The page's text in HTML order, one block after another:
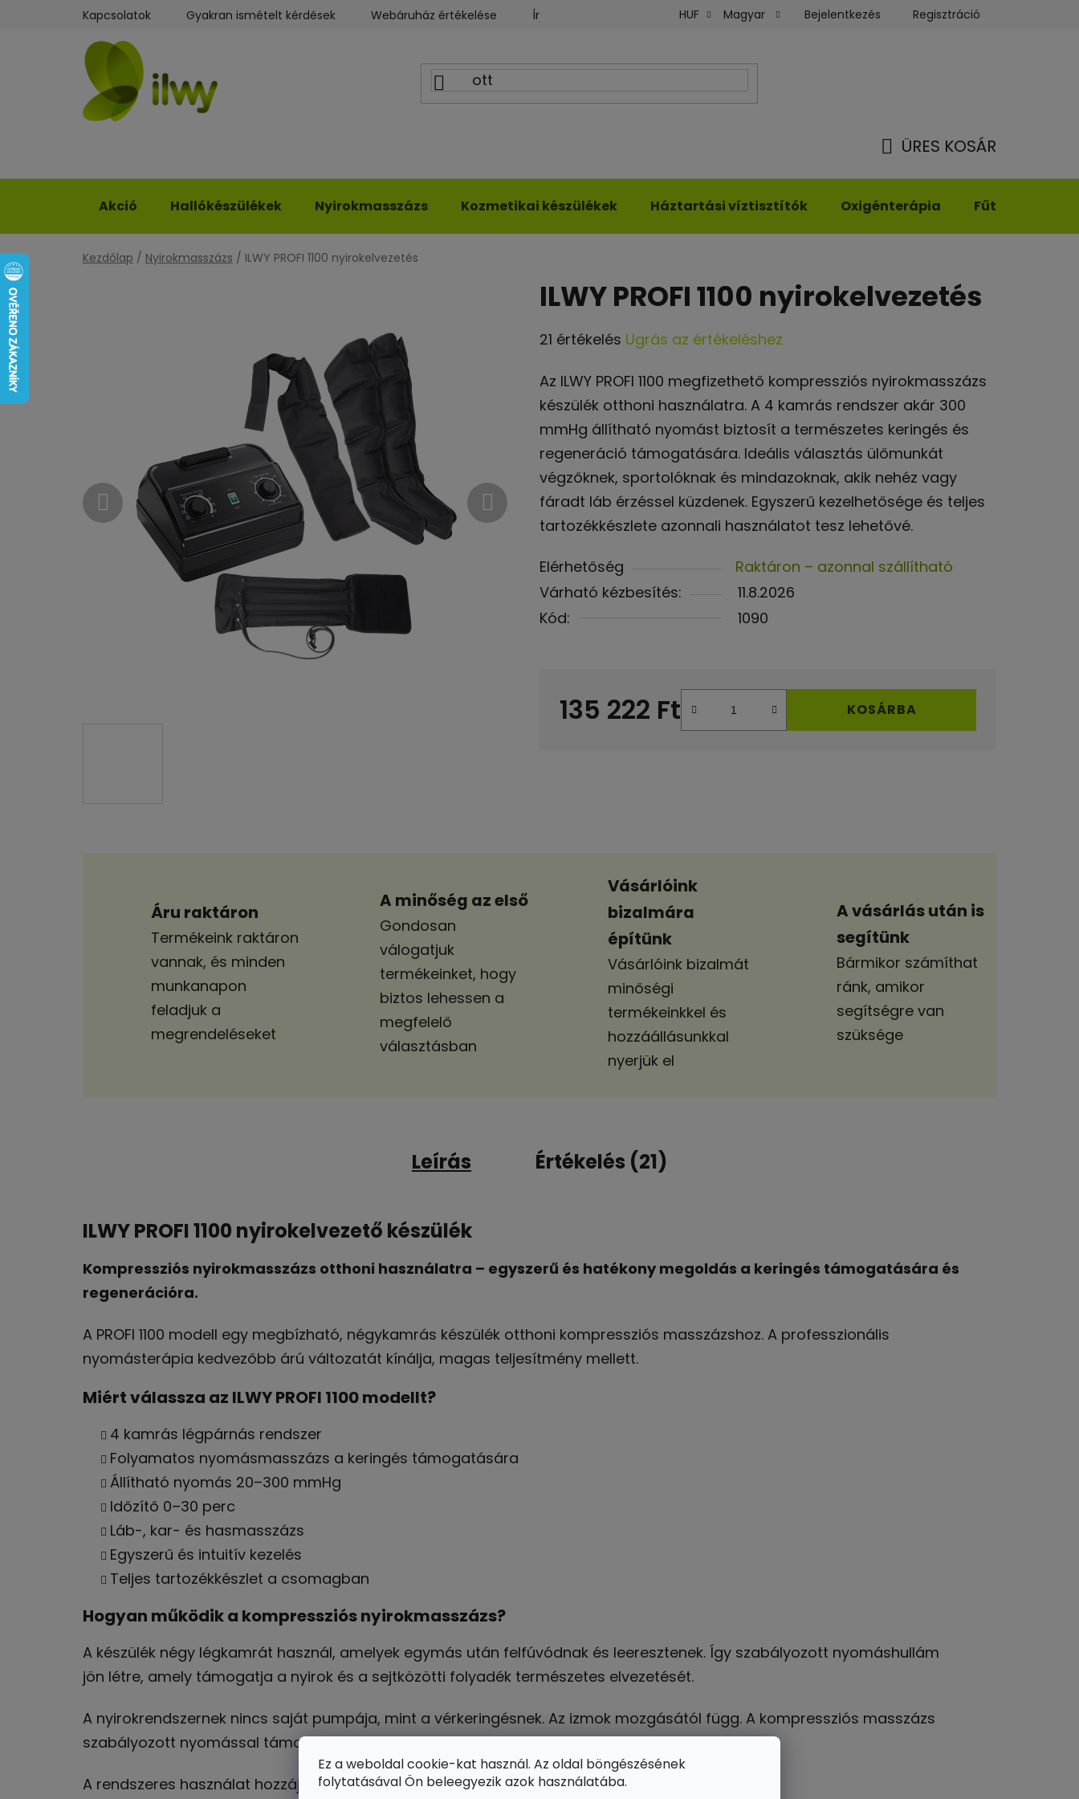
Ez a weboldal cookie-kat használ. Az oldal böngészésének
folytatásával Ön beleegyezik azok használatába.
tartalomhoz
Kapcsolatok Gyakran ismételt kérdések Webáruház értékelése Írjon nekünk ILWY blog Üzleti feltételek Rendelésem
HUF Magyar Bejelentkezés Regisztráció
ÜRES KOSÁR
Akció Hallókészülékek Nyirokmasszázs Kozmetikai készülékek Háztartási víztisztítók Oxigénterápia Fűthető
Kezdőlap / Nyirokmasszázs / ILWY PROFI 1100 nyirokelvezetés
ILWY PROFI 1100 nyirokelvezetés
A
átlagos
értékelése
5-
ből
4,4
csillag.
21 értékelés Ugrás az értékeléshez
Az ILWY PROFI 1100 megfizethető kompressziós nyirokmasszázs
készülék otthoni használatra. A 4 kamrás rendszer akár 300
mmHg állítható nyomást biztosít a természetes keringés és
regeneráció támogatására. Ideális választás ülőmunkát
végzőknek, sportolóknak és mindazoknak, akik nehéz vagy
fáradt láb érzéssel küzdenek. Egyszerű kezelhetősége és teljes
tartozékkészlete azonnali használatot tesz lehetővé.
Elérhetőség
Raktáron – azonnal szállítható
Várható kézbesítés:
11.8.2026
Kód:
1090
135 222 Ft KOSÁRBA
Áru raktáron
Termékeink raktáron
vannak, és minden
munkanapon
feladjuk a
megrendeléseket
A minőség az első
Gondosan
válogatjuk
termékeinket, hogy
biztos lehessen a
megfelelő
választásban
Vásárlóink
bizalmára
építünk
Vásárlóink bizalmát
minőségi
termékeinkkel és
hozzáállásunkkal
nyerjük el
A vásárlás után is
segítünk
Bármikor számíthat
ránk, amikor
segítségre van
szüksége
Leírás Értékelés (21)
ILWY PROFI 1100 nyirokelvezető készülék
Kompressziós nyirokmasszázs otthoni használatra – egyszerű és hatékony megoldás a keringés támogatására és
regenerációra.
A PROFI 1100 modell egy megbízható, négykamrás készülék otthoni kompressziós masszázshoz. A professzionális
nyomásterápia kedvezőbb árú változatát kínálja, magas teljesítmény mellett.
Miért válassza az ILWY PROFI 1100 modellt?
4 kamrás légpárnás rendszer
Folyamatos nyomásmasszázs a keringés támogatására
Állítható nyomás 20–300 mmHg
Időzítő 0–30 perc
Láb-, kar- és hasmasszázs
Egyszerű és intuitív kezelés
Teljes tartozékkészlet a csomagban
Hogyan működik a kompressziós nyirokmasszázs?
A készülék négy légkamrát használ, amelyek egymás után felfúvódnak és leeresztenek. Így szabályozott nyomáshullám
jön létre, amely támogatja a nyirok és a sejtközötti folyadék természetes elvezetését.
A nyirokrendszernek nincs saját pumpája, mint a vérkeringésnek. Az izmok mozgásától függ. A kompressziós masszázs
szabályozott nyomással támogatja ezt a folyamatot, és hozzájárulhat a jobb keringéshez.
A rendszeres használat hozzájárulhat: